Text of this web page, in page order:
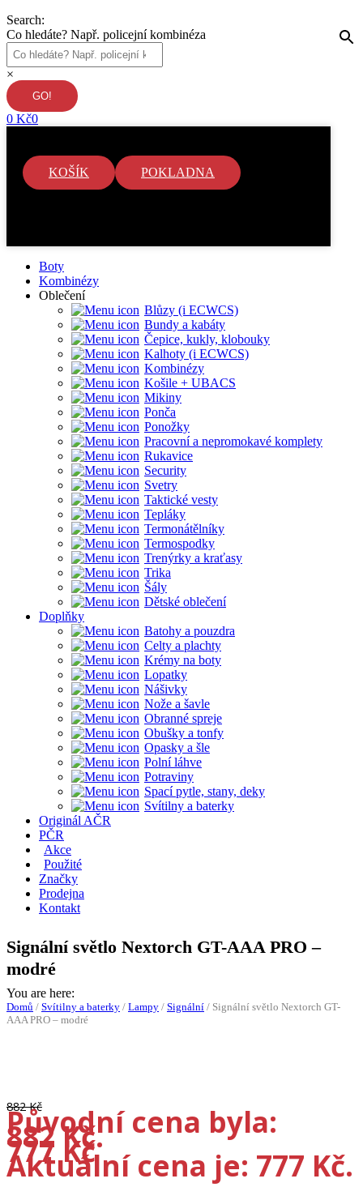
Search:
Co hledáte? Např. policejní kombinéza
×
0 Kč0
KOŠÍK POKLADNA
Boty
Kombinézy
Oblečení
Blůzy (i ECWCS)
Bundy a kabáty
Čepice, kukly, klobouky
Kalhoty (i ECWCS)
Kombinézy
Košile + UBACS
Mikiny
Ponča
Ponožky
Pracovní a nepromokavé komplety
Rukavice
Security
Svetry
Taktické vesty
Tepláky
Termonátělníky
Termospodky
Trenýrky a kraťasy
Trika
Šály
Dětské oblečení
Doplňky
Batohy a pouzdra
Celty a plachty
Krémy na boty
Lopatky
Nášivky
Nože a šavle
Obranné spreje
Obušky a tonfy
Opasky a šle
Polní láhve
Potraviny
Spací pytle, stany, deky
Svítilny a baterky
Originál AČR
PČR
Akce
Použité
Značky
Prodejna
Kontakt
Signální světlo Nextorch GT-AAA PRO –
modré
You are here:
Domů / Svítilny a baterky / Lampy / Signální / Signální světlo Nextorch GT-
AAA PRO – modré
882Kč
Původní cena byla:
882 Kč.
777Kč
Aktuální cena je: 777 Kč.